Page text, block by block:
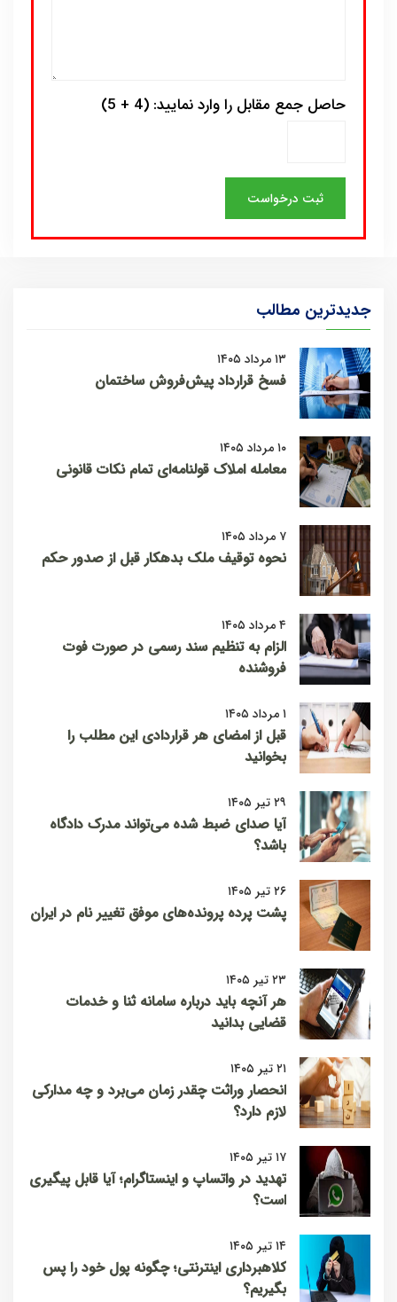
حاصل جمع مقابل را وارد نمایید: (4 + 5)
جدیدترین مطالب
۱۳ مرداد ۱۴۰۵
فسخ قرارداد پیش‌فروش ساختمان
۱۰ مرداد ۱۴۰۵
معامله املاک قولنامه‌ای تمام نکات قانونی
۷ مرداد ۱۴۰۵
نحوه توقیف ملک بدهکار قبل از صدور حکم
۴ مرداد ۱۴۰۵
الزام به تنظیم سند رسمی در صورت فوت
فروشنده
۱ مرداد ۱۴۰۵
قبل از امضای هر قراردادی این مطلب را
بخوانید
۲۹ تیر ۱۴۰۵
آیا صدای ضبط شده می‌تواند مدرک دادگاه
باشد؟
۲۶ تیر ۱۴۰۵
پشت پرده پرونده‌های موفق تغییر نام در ایران
۲۳ تیر ۱۴۰۵
هر آنچه باید درباره سامانه ثنا و خدمات
قضایی بدانید
۲۱ تیر ۱۴۰۵
انحصار وراثت چقدر زمان می‌برد و چه مدارکی
لازم دارد؟
۱۷ تیر ۱۴۰۵
تهدید در واتساپ و اینستاگرام؛ آیا قابل پیگیری
است؟
۱۴ تیر ۱۴۰۵
کلاهبرداری اینترنتی؛ چگونه پول خود را پس
بگیریم؟